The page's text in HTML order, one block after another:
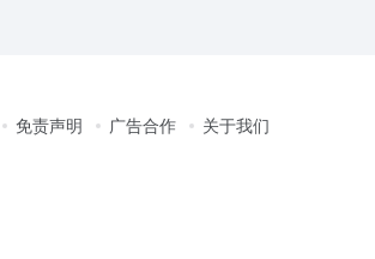
免责声明 广告合作 关于我们